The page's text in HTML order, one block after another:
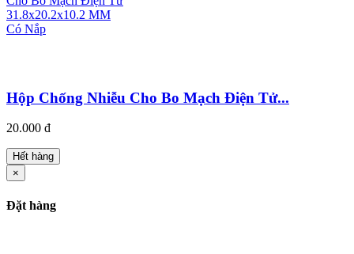
Hộp Chống Nhiễu Cho Bo Mạch Điện Tử...
20.000 đ
Hết hàng
×
Đặt hàng